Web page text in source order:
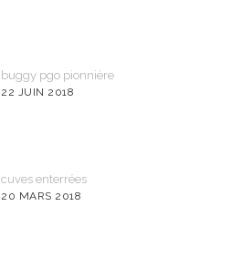
buggy pgo pionnière
22 JUIN 2018
cuves enterrées
20 MARS 2018